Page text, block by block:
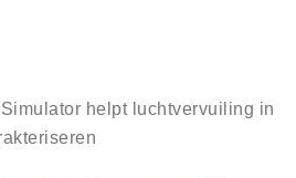
Simulator helpt luchtvervuiling in